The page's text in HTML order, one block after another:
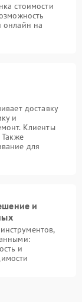
стоимости
онлайн на
доставку
и
Клиенты
для
и
и